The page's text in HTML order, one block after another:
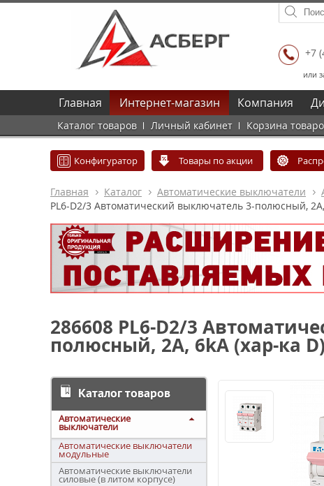
+7
или
Главная Интернет-магазин
Каталог товаров Личный кабинет Корзина
Компания
Конфигуратор Товары по акции
Главная Каталог Автоматические выключатели
PL6-D2/3 Автоматический выключатель 3-полюсный,
286608 PL6-D2/3
полюсный, 2А, 6kA (хар-ка
Каталог товаров
Автоматические
выключатели
Автоматические выключатели
модульные
Автоматические выключатели
силовые (в литом корпусе)